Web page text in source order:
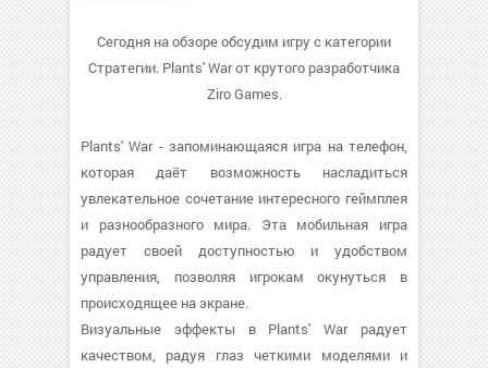
Сегодня на обзоре обсудим игру с категории
Стратегии. Plants' War от крутого разработчика
Ziro Games.
Plants' War - запоминающаяся игра на телефон,
которая даёт возможность насладиться
увлекательное сочетание интересного геймплея
и разнообразного мира. Эта мобильная игра
радует своей доступностью и удобством
управления, позволяя игрокам окунуться в
происходящее на экране.
Визуальные эффекты в Plants' War радует
качеством, радуя глаз четкими моделями и